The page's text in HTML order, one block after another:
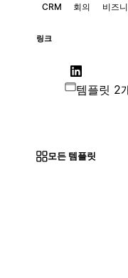
CRM 회의 비즈
링크
템플릿 2
모든 템플릿